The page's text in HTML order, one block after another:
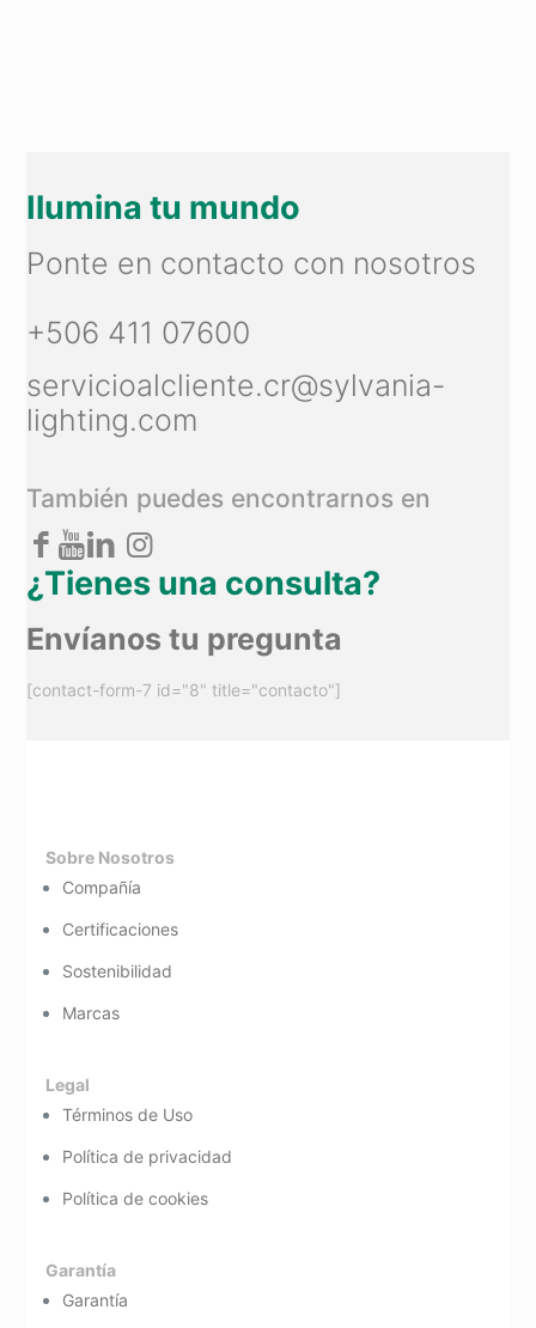
Ilumina tu mundo
Ponte en contacto con nosotros
+506 411 07600
servicioalcliente.cr@sylvania-
lighting.com
También puedes encontrarnos en
¿Tienes una consulta?
Envíanos tu pregunta
[contact-form-7 id="8" title="contacto"]
Sobre Nosotros
Compañía
Certificaciones
Sostenibilidad
Marcas
Legal
Términos de Uso
Política de privacidad
Política de cookies
Garantía
Garantía